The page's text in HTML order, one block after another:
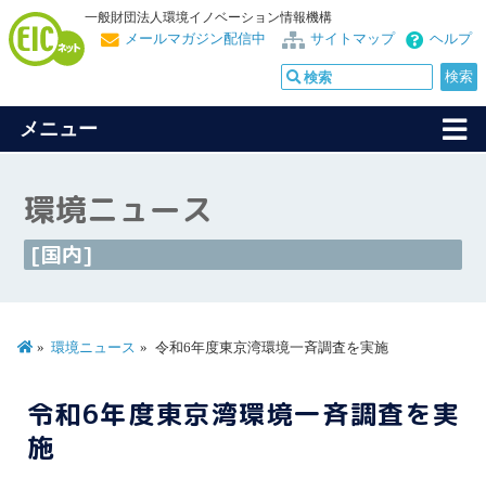
一般財団法人環境イノベーション情報機構
ヘルプ
サイトマップ
メールマガジン配信中
メニュー
環境ニュース
[国内]
環境ニュース 令和6年度東京湾環境一斉調査を実施
令和6年度東京湾環境一斉調査を実
施